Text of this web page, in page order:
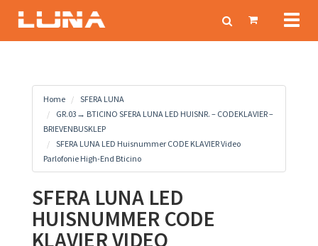
Home
SFERA LUNA
GR.03→ BTICINO SFERA LUNA LED HUISNR. – CODEKLAVIER –
BRIEVENBUSKLEP
SFERA LUNA LED Huisnummer CODE KLAVIER Video
Parlofonie High-End Bticino
SFERA LUNA LED
HUISNUMMER CODE
KLAVIER VIDEO